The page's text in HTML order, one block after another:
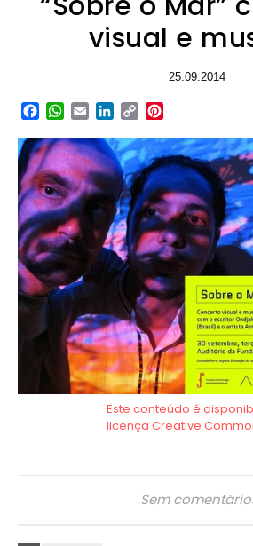
visual e
25.09.2014
Facebook
WhatsApp
EmailLinkedIn
Copy
Sem